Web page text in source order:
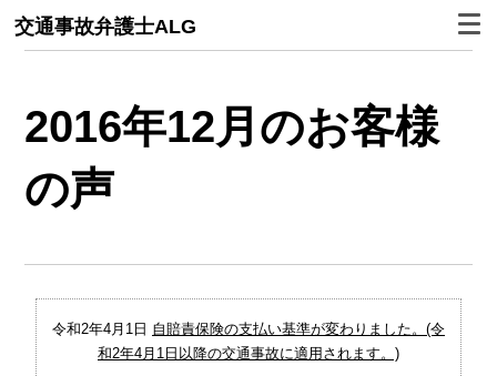
交通事故弁護士ALG
2016年12月のお客様
の声
令和2年4月1日 自賠責保険の支払い基準が変わりました。(令
和2年4月1日以降の交通事故に適用されます。)